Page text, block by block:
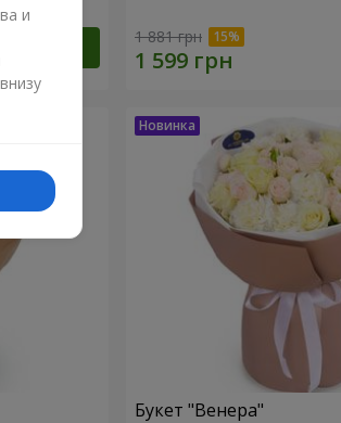
1 881 грн
Букет "Венера"
и